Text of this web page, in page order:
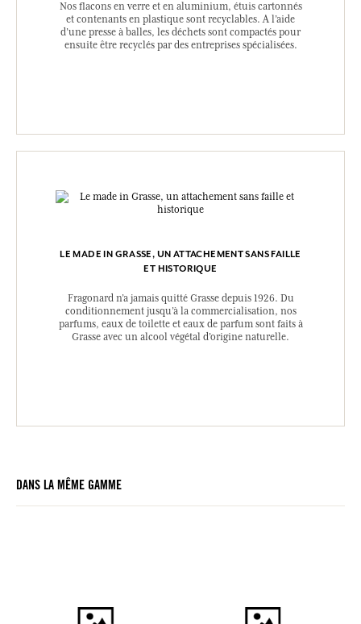
Nos flacons en verre et en aluminium, étuis cartonnés
et contenants en plastique sont recyclables. A l’aide
d’une presse à balles, les déchets sont compactés pour
ensuite être recyclés par des entreprises spécialisées.
LE MADE IN GRASSE, UN ATTACHEMENT SANS FAILLE
ET HISTORIQUE
Fragonard n’a jamais quitté Grasse depuis 1926. Du
conditionnement jusqu’à la commercialisation, nos
parfums, eaux de toilette et eaux de parfum sont faits à
Grasse avec un alcool végétal d’origine naturelle.
DANS LA MÊME GAMME